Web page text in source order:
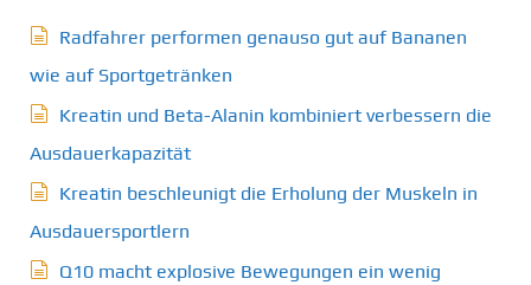
Radfahrer performen genauso gut auf Bananen
wie auf Sportgetränken
Kreatin und Beta-Alanin kombiniert verbessern die
Ausdauerkapazität
Kreatin beschleunigt die Erholung der Muskeln in
Ausdauersportlern
Q10 macht explosive Bewegungen ein wenig